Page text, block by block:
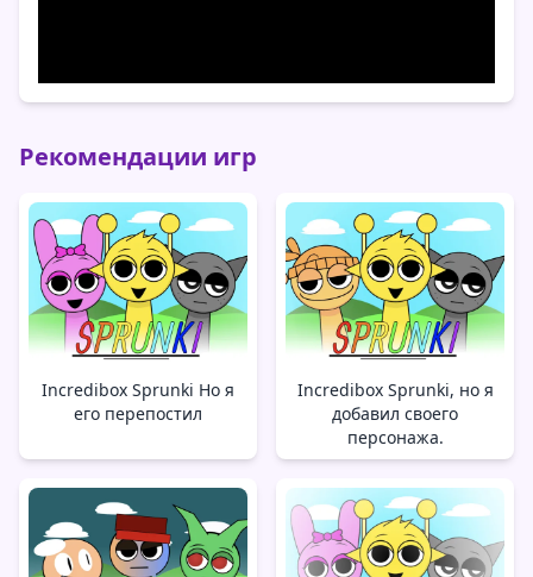
Рекомендации игр
Incredibox Sprunki Но я
его перепостил
Incredibox Sprunki, но я
добавил своего
персонажа.